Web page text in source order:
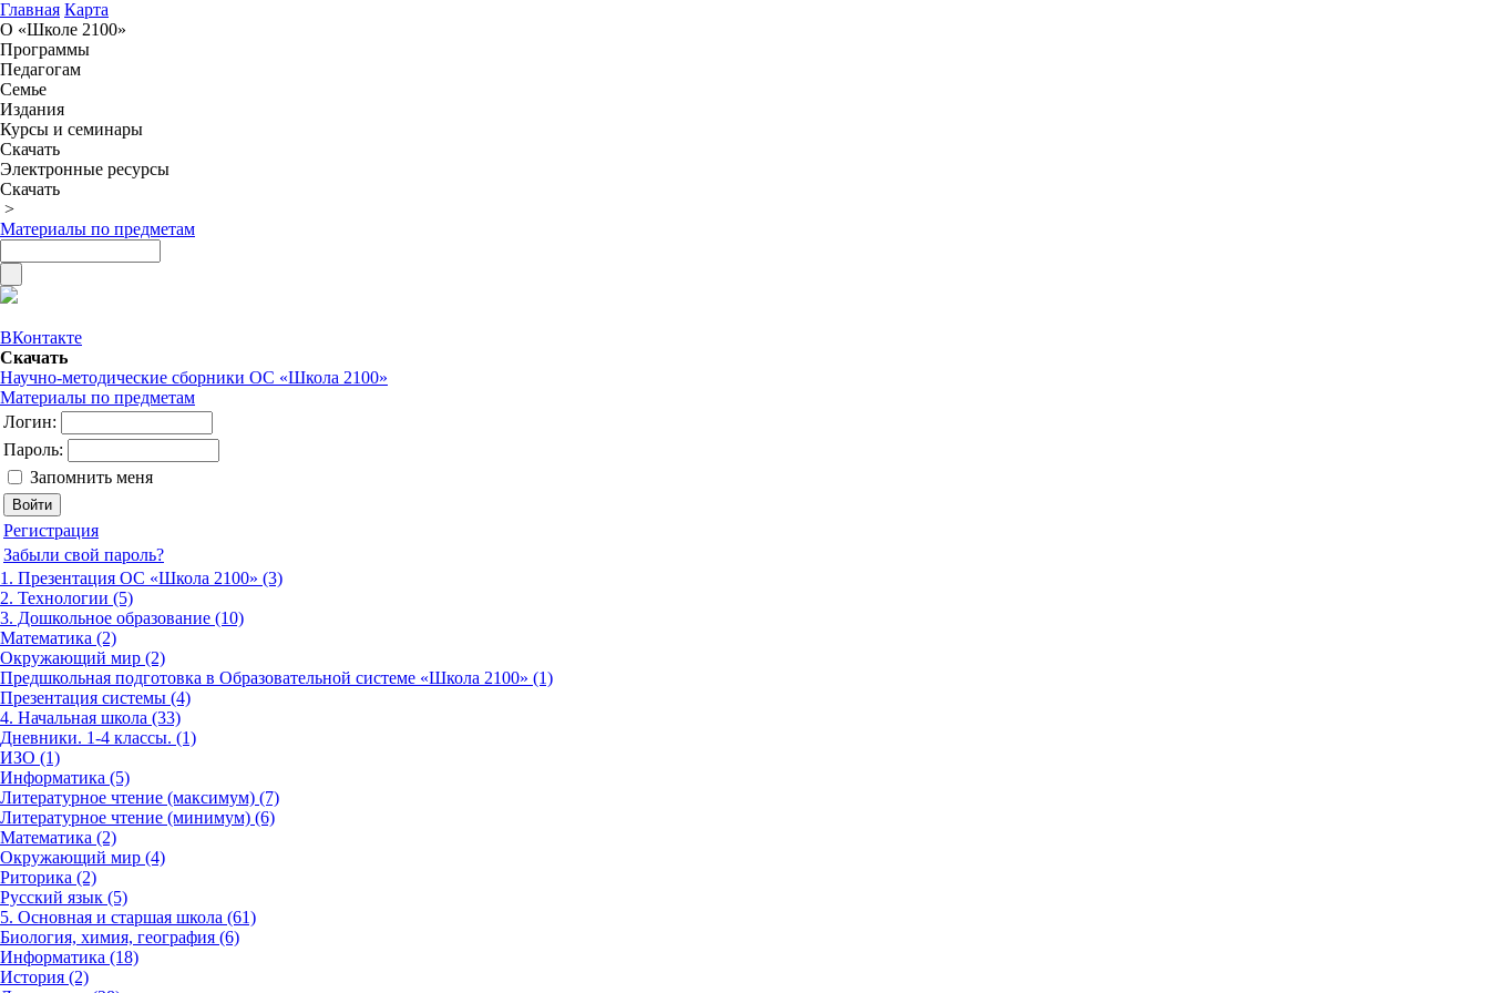
Главная Карта
О «Школе 2100»
Программы
Педагогам
Семье
Издания
Курсы и семинары
Скачать
Электронные ресурсы
Скачать
>
Материалы по предметам
ВКонтакте
Скачать
Научно-методические сборники ОС «Школа 2100»
Материалы по предметам
Логин:
Пароль:
Запомнить меня
Регистрация
Забыли свой пароль?
1. Презентация ОС «Школа 2100» (3)
2. Технологии (5)
3. Дошкольное образование (10)
Математика (2)
Окружающий мир (2)
Предшкольная подготовка в Образовательной системе «Школа 2100» (1)
Презентация системы (4)
4. Начальная школа (33)
Дневники. 1-4 классы. (1)
ИЗО (1)
Информатика (5)
Литературное чтение (максимум) (7)
Литературное чтение (минимум) (6)
Математика (2)
Окружающий мир (4)
Риторика (2)
Русский язык (5)
5. Основная и старшая школа (61)
Биология, химия, география (6)
Информатика (18)
История (2)